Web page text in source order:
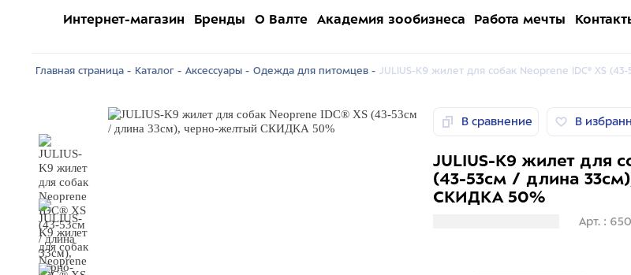
Интернет-магазин Бренды О Валте Академия зообизнеса Работа мечты
Главная страница - Каталог - Аксессуары - Одежда для питомцев - JULIUS-K9 жилет для собак Neoprene IDC® XS
В сравнение В
JULIUS-K9 жилет для
(43-53см / длина
СКИДКА 50%
Арт. :